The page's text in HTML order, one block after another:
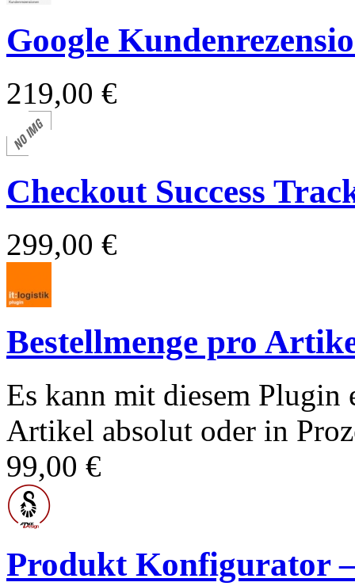
Google
219,00 €
Checkout Success
299,00 €
Bestellmenge pro
Es kann mit diesem Plugin
Artikel absolut oder in
99,00 €
Produkt Konfigurator